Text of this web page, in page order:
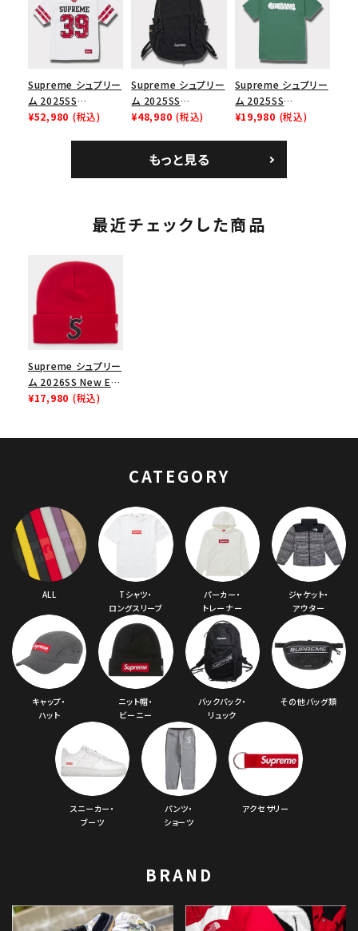
ューズ ホワイト
スロゴTシャツ ホワ
イト 白
ブラック 黒
Supreme シュプリー
ム 2025SS
Bandana Football
¥52,980 (税込)
Supreme シュプリー
ム 2025SS
Backpack バックパッ
¥48,980 (税込)
Supreme シュプリー
ム 2025SS
Homerun Tee ホー
¥19,980 (税込)
もっと見る
最近チェックした商品
Supreme シュプリー
ム 2026SS New Era
Devil S Logo
¥17,980 (税込)
CATEGORY
ALL
Tシャツ・
ロングスリーブ
パーカー・
トレーナー
ジャケット・
アウター
キャップ・
ハット
ニット帽・
ビーニー
バックパック・
リュック
その他バッグ類
スニーカー・
ブーツ
パンツ・
ショーツ
アクセサリー
BRAND